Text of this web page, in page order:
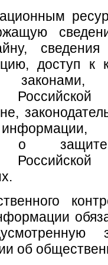
доступ к
о защите
об